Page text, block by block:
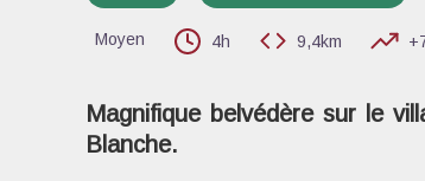
Moyen 4h 9,4km
Magnifique belvédère sur le
Blanche.